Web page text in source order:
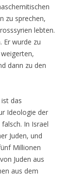
zu sprechen,
lebten.
Er wurde zu
dann zu den
das
Ideologie der
In Israel
Juden, und
Millionen
Juden aus
aus dem